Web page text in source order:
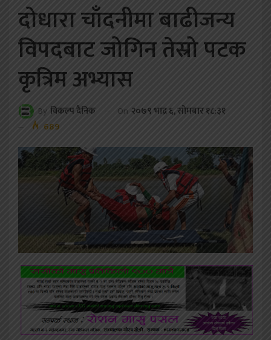
दोधारा चाँदनीमा बाढीजन्य
विपदबाट जोगिन तेस्रो पटक
कृत्रिम अभ्यास
By विकल्प दैनिक On २०७९ भाद्र ६, सोमबार १८:३१
689